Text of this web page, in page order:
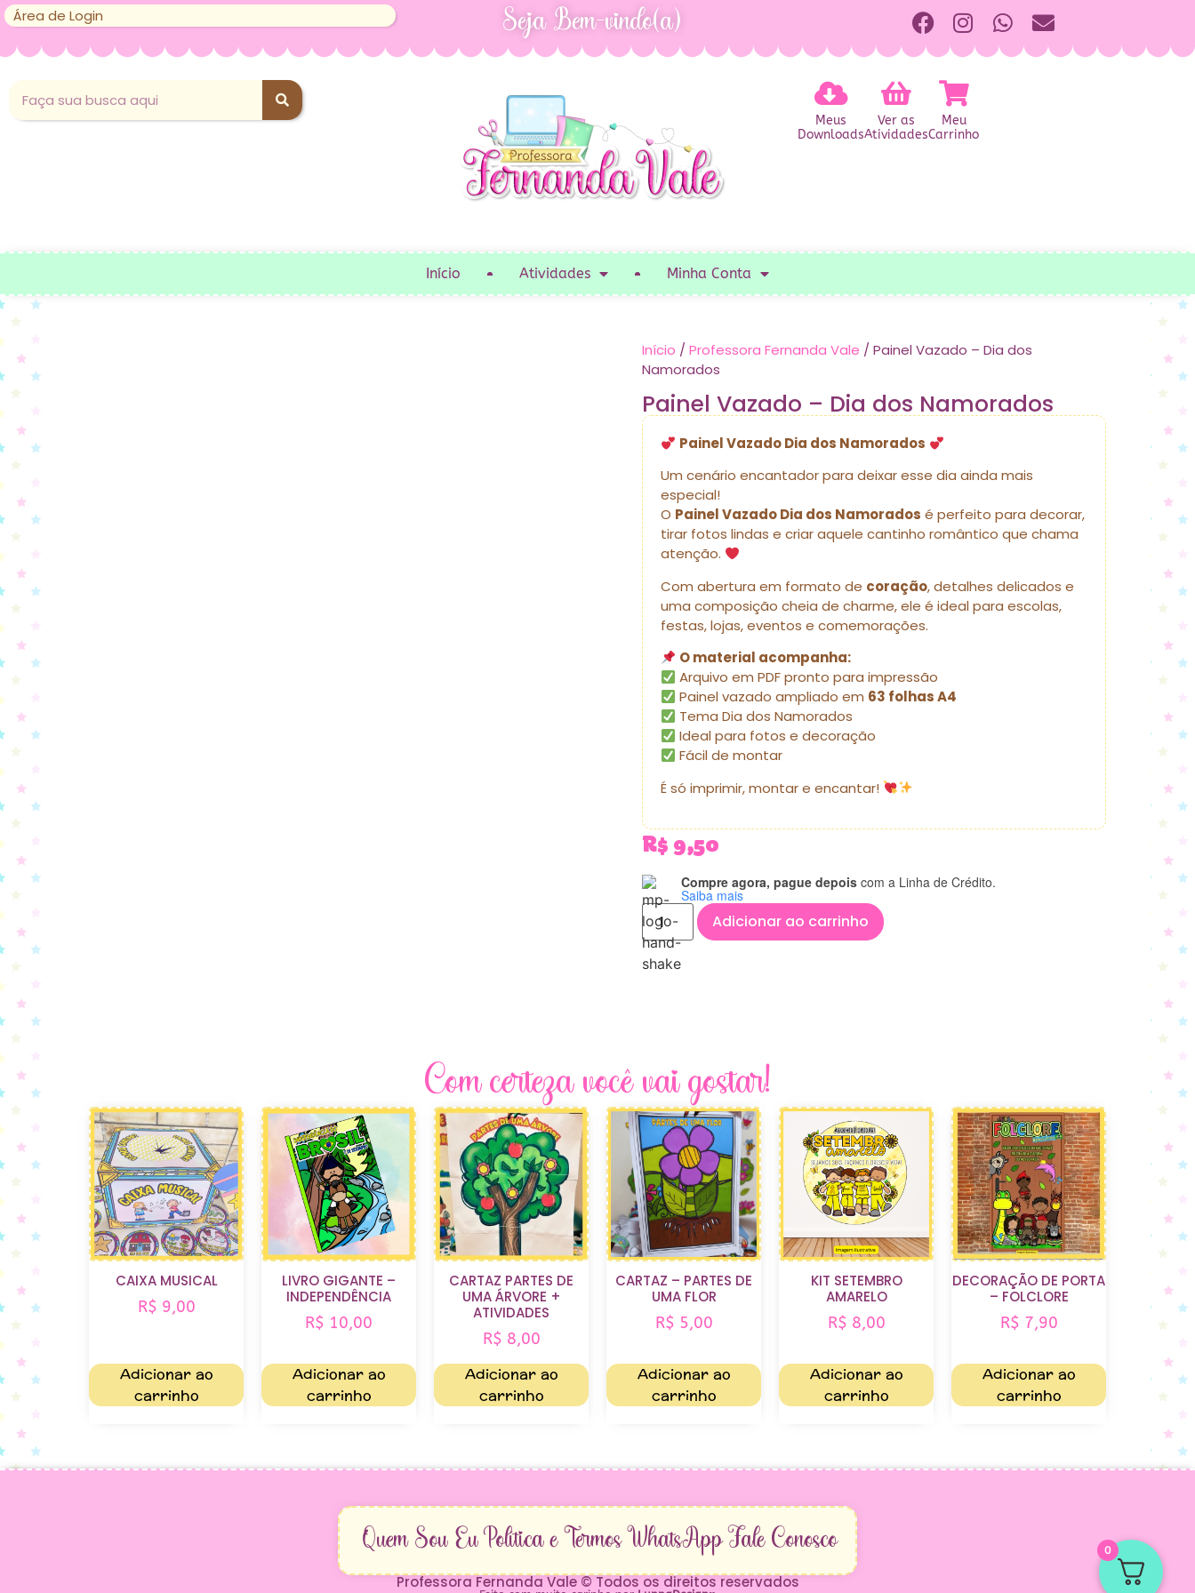
Área de Login Seja Bem-vindo(a)
Meus
Downloads
Ver as
Atividades
Meu
Carrinho
Início Atividades Minha Conta
Início / Professora Fernanda Vale / Painel Vazado – Dia dos
Namorados
Painel Vazado – Dia dos Namorados
Painel Vazado Dia dos Namorados
Um cenário encantador para deixar esse dia ainda mais
especial!
O Painel Vazado Dia dos Namorados é perfeito para decorar,
tirar fotos lindas e criar aquele cantinho romântico que chama
atenção.
Com abertura em formato de coração, detalhes delicados e
uma composição cheia de charme, ele é ideal para escolas,
festas, lojas, eventos e comemorações.
O material acompanha:
Arquivo em PDF pronto para impressão
Painel vazado ampliado em 63 folhas A4
Tema Dia dos Namorados
Ideal para fotos e decoração
Fácil de montar
É só imprimir, montar e encantar!
R$ 9,50
Compre agora, pague depois com a Linha de Crédito.
Saiba mais
Adicionar ao carrinho
Com certeza você vai gostar!
CAIXA MUSICAL
R$ 9,00
Adicionar ao
carrinho
LIVRO GIGANTE –
INDEPENDÊNCIA
R$ 10,00
Adicionar ao
carrinho
CARTAZ PARTES DE
UMA ÁRVORE +
ATIVIDADES
R$ 8,00
Adicionar ao
carrinho
CARTAZ – PARTES DE
UMA FLOR
R$ 5,00
Adicionar ao
carrinho
KIT SETEMBRO
AMARELO
R$ 8,00
Adicionar ao
carrinho
DECORAÇÃO DE PORTA
– FOLCLORE
R$ 7,90
Adicionar ao
carrinho
Quem Sou EuPolítica e TermosWhatsAppFale Conosco
Professora Fernanda Vale © Todos os direitos reservados
0